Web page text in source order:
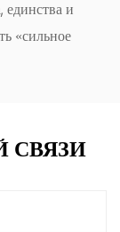
единства и
«сильное
СВЯЗИ